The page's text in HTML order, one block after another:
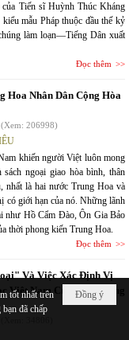
Tiến sĩ Huỳnh Thúc Kháng
mẫu Pháp thuộc đầu thế kỷ
làm loạn—Tiếng Dân xuất
Đọc thêm
Nhân Dân Cộng Hòa
(Xem: 206998)
khiến người Việt luôn mong
ngoại giao hòa bình, thân
nhất là hai nước Trung Hoa và
giới hạn của nó. Những lãnh
như Hồ Cẩm Đào, Ôn Gia Bảo
thời phong kiến Trung Hoa.
Đọc thêm
Và Việc Xác Định Vị
Việt Nam Của " Nam Ông
Đồng ý
tốt nhất trên
đã chấp